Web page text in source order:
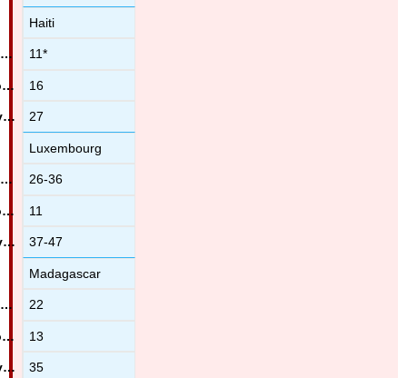
Haiti
11*
16
27
Luxembourg
26-36
11
37-47
Madagascar
22
13
35